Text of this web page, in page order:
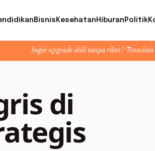
Bisnis Kesehatan Hiburan Politik
skill tanpa ribet? Temukan kelas seru dan
di